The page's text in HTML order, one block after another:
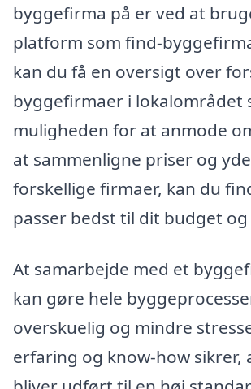
byggefirma på er ved at
platform som find-
kan du få en oversigt over
byggefirmaer i lokalområdet
muligheden for at anmode
at sammenligne priser og
forskellige firmaer, kan du
passer bedst til dit budget
At samarbejde med et
kan gøre hele
overskuelig og mindre
erfaring og know-how sikrer,